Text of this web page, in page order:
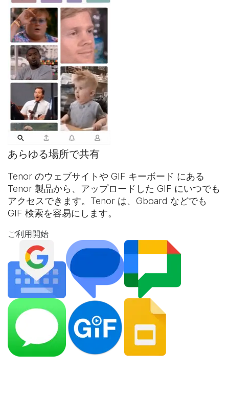
あらゆる場所で共有
Tenor のウェブサイトや GIF キーボード にある
Tenor 製品から、アップロードした GIF にいつでも
アクセスできます。Tenor は、Gboard などでも
GIF 検索を容易にします。
ご利用開始